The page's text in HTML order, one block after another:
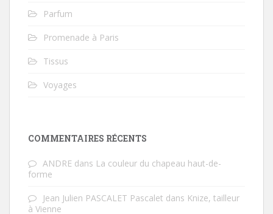
Parfum
Promenade à Paris
Tissus
Voyages
COMMENTAIRES RÉCENTS
ANDRE dans La couleur du chapeau haut-de-
forme
Jean Julien PASCALET Pascalet dans Knize, tailleur
à Vienne